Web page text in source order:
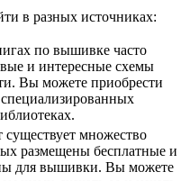
в разных источниках:
по вышивке часто
и интересные схемы
Вы можете приобрести
множество
размещены бесплатные и
для вышивки. Вы можете